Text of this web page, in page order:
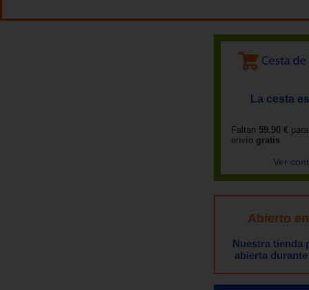
La cesta
Faltan 59,90 €
envío gratis
Ver
Abierto
Nuestra tienda
abierta